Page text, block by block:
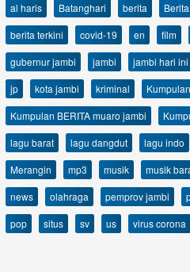
al haris Batanghari berita
berita terkini
covid-19 en film
gubernur jambi
jambi jambi hari ini
jp
kota jambi kriminal
Kumpulan BERITA muaro jambi
lagu barat
lagu dangdut lagu indo
Merangin
mp3 musik musik
news
olahraga pemprov jambi
pop
situs sv us virus corona